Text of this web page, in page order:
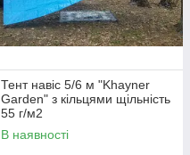
Тент навіс 5/6 м "Khayner
Garden" з кільцями щільність
55 г/м2
В наявності